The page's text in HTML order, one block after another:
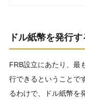
ドル紙幣を発行
FRB設立にあたり、最
行できるということで
るわけで、ドル紙幣を